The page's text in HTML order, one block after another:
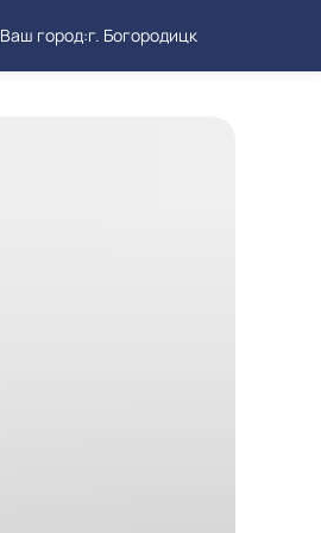
Ваш город:г. Богородицк